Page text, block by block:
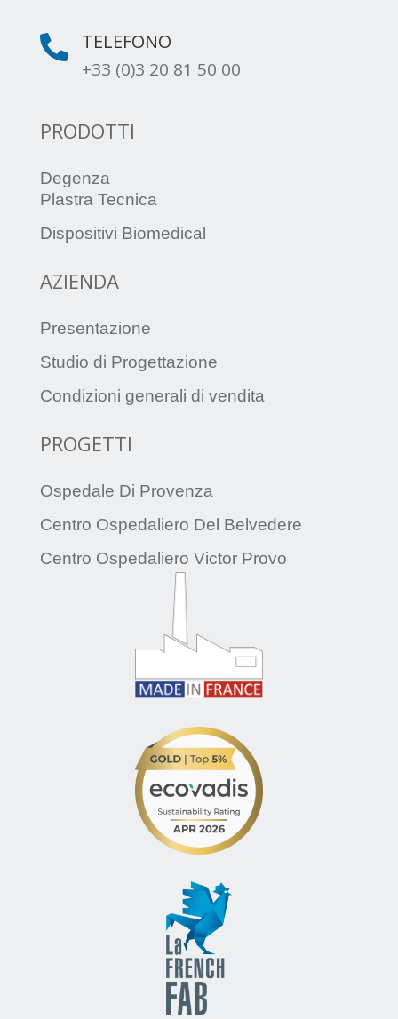
 TELEFONO
+33 (0)3 20 81 50 00
PRODOTTI
Degenza
Plastra Tecnica
Dispositivi Biomedical
AZIENDA
Presentazione
Studio di Progettazione
Condizioni generali di vendita
PROGETTI
Ospedale Di Provenza
Centro Ospedaliero Del Belvedere
Centro Ospedaliero Victor Provo